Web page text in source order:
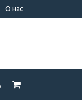
О нас